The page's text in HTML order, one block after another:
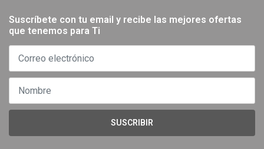
Suscríbete con tu email y recibe las mejores ofertas
que tenemos para Ti
SUSCRIBIR